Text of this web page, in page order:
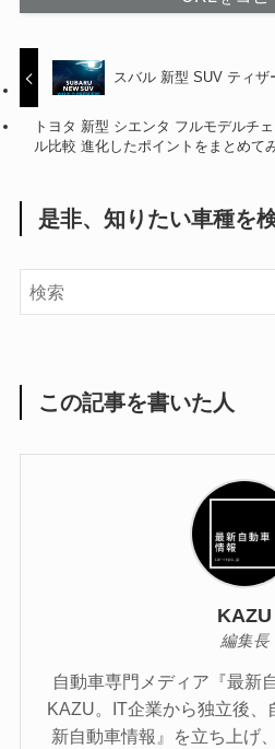
スバル 新型 SUV ティザ
トヨタ 新型 シエンタ フルモデルチ
ル比較 進化したポイントをまとめて
是非、知りたい車種を
この記事を書いた人
KAZU
編集長
自動車専門メディア『最新
KAZU。IT企業から独立後、
新自動車情報』を立ち上げ